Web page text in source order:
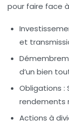
pour faire face
et
d’un bien
Obligations :
rendements
Actions à